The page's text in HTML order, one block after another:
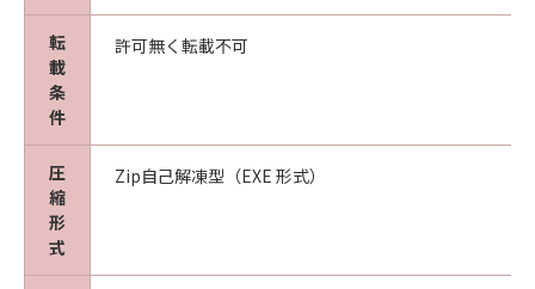
転
載
条
件
許可無く転載不可
圧
縮
形
式
Zip自己解凍型（EXE 形式）